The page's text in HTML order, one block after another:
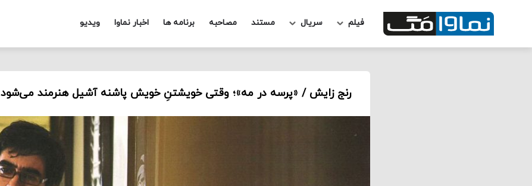
فیلم سریال مستند مصاحبه برنامه ها اخبار نماوا ویدیو
رنج زایش / «پرسه در مه»؛ وقتی خویشتنِ خویش پاشنه آشیل هنرمند می‌شود